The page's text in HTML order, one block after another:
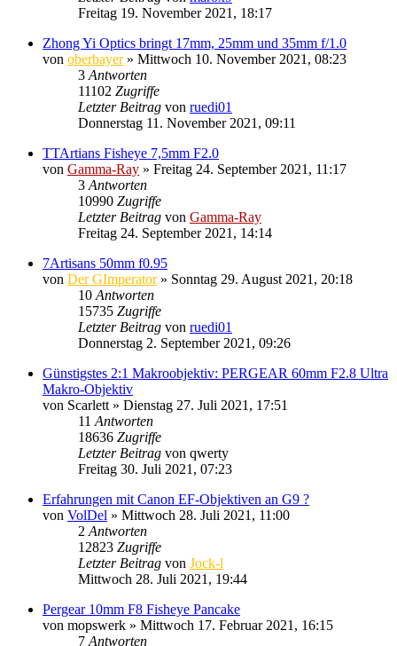
Freitag 19. November 2021, 18:17
Zhong Yi Optics bringt 17mm, 25mm und 35mm f/1.0
von oberbayer» Mittwoch 10. November 2021, 08:23
3 Antworten
11102 Zugriffe
Letzter Beitrag von ruedi01
Donnerstag 11. November 2021, 09:11
TTArtians Fisheye 7,5mm F2.0
von Gamma-Ray » Freitag 24. September 2021, 11:17
3 Antworten
10990 Zugriffe
Letzter Beitrag von Gamma-Ray
Freitag 24. September 2021, 14:14
7Artisans 50mm f0.95
von Der GImperator» Sonntag 29. August 2021, 20:18
10 Antworten
15735 Zugriffe
Letzter Beitrag von ruedi01
Donnerstag 2. September 2021, 09:26
Günstigstes 2:1 Makroobjektiv: PERGEAR 60mm F2.8 Ultra
Makro-Objektiv
von Scarlett » Dienstag 27. Juli 2021, 17:51
11 Antworten
18636 Zugriffe
Letzter Beitrag von qwerty
Freitag 30. Juli 2021, 07:23
Erfahrungen mit Canon EF-Objektiven an G9 ?
von VolDel » Mittwoch 28. Juli 2021, 11:00
2 Antworten
12823 Zugriffe
Letzter Beitrag von Jock-l
Mittwoch 28. Juli 2021, 19:44
Pergear 10mm F8 Fisheye Pancake
von mopswerk » Mittwoch 17. Februar 2021, 16:15
7 Antworten